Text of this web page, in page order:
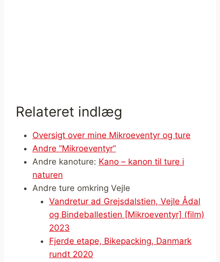
Relateret indlæg
Oversigt over mine Mikroeventyr og ture
Andre ”Mikroeventyr”
Andre kanoture: Kano – kanon til ture i
naturen
Andre ture omkring Vejle
Vandretur ad Grejsdalstien, Vejle Ådal
og Bindeballestien [Mikroeventyr] (film)
2023
Fjerde etape, Bikepacking, Danmark
rundt 2020